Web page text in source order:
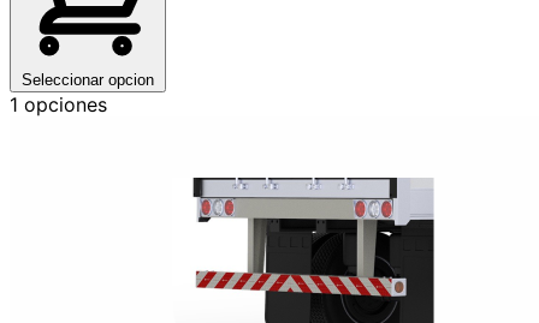
Seleccionar opcion
1 opciones